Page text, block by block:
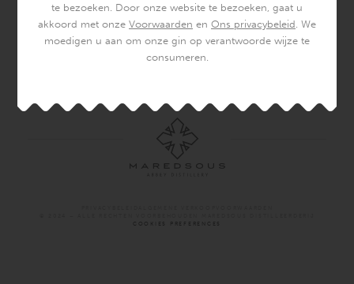
50 cl
6,00€
COOKIES PREFERENCES
te bezoeken. Door onze website te bezoeken, gaat u
akkoord met onze Voorwaarden en Ons privacybeleid . We
moedigen u aan om onze gin op verantwoorde wijze te
consumeren.